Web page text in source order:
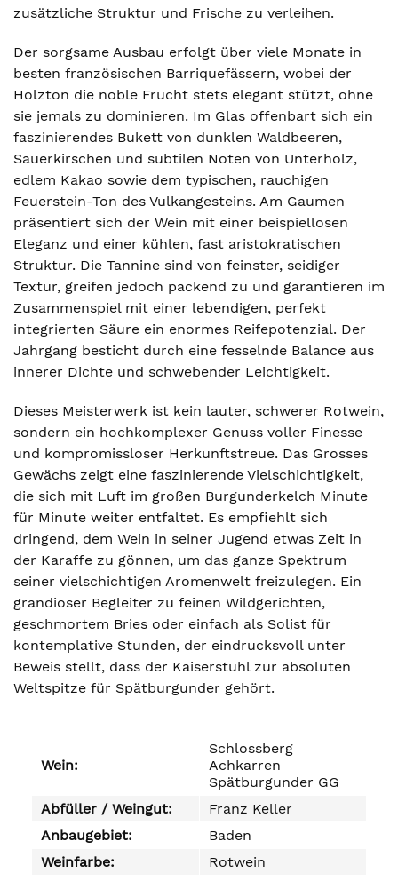
zusätzliche Struktur und Frische zu verleihen.
Der sorgsame Ausbau erfolgt über viele Monate in
besten französischen Barriquefässern, wobei der
Holzton die noble Frucht stets elegant stützt, ohne
sie jemals zu dominieren. Im Glas offenbart sich ein
faszinierendes Bukett von dunklen Waldbeeren,
Sauerkirschen und subtilen Noten von Unterholz,
edlem Kakao sowie dem typischen, rauchigen
Feuerstein-Ton des Vulkangesteins. Am Gaumen
präsentiert sich der Wein mit einer beispiellosen
Eleganz und einer kühlen, fast aristokratischen
Struktur. Die Tannine sind von feinster, seidiger
Textur, greifen jedoch packend zu und garantieren im
Zusammenspiel mit einer lebendigen, perfekt
integrierten Säure ein enormes Reifepotenzial. Der
Jahrgang besticht durch eine fesselnde Balance aus
innerer Dichte und schwebender Leichtigkeit.
Dieses Meisterwerk ist kein lauter, schwerer Rotwein,
sondern ein hochkomplexer Genuss voller Finesse
und kompromissloser Herkunftstreue. Das Grosses
Gewächs zeigt eine faszinierende Vielschichtigkeit,
die sich mit Luft im großen Burgunderkelch Minute
für Minute weiter entfaltet. Es empfiehlt sich
dringend, dem Wein in seiner Jugend etwas Zeit in
der Karaffe zu gönnen, um das ganze Spektrum
seiner vielschichtigen Aromenwelt freizulegen. Ein
grandioser Begleiter zu feinen Wildgerichten,
geschmortem Bries oder einfach als Solist für
kontemplative Stunden, der eindrucksvoll unter
Beweis stellt, dass der Kaiserstuhl zur absoluten
Weltspitze für Spätburgunder gehört.
Wein:
Schlossberg
Achkarren
Spätburgunder GG
Abfüller / Weingut:
Franz Keller
Anbaugebiet:
Baden
Weinfarbe:
Rotwein